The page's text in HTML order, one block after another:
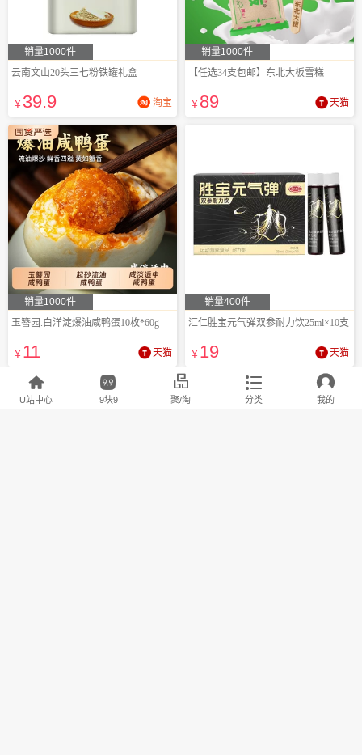
销量1000件
云南文山20头三七粉铁罐礼盒
¥39.9 淘宝
销量1000件
【任选34支包邮】东北大板雪糕
¥89 天猫
销量1000件
玉簪园.白洋淀爆油咸鸭蛋10枚*60g
¥11 天猫
销量400件
汇仁胜宝元气弹双参耐力饮25ml×10支
¥19 天猫

U站中心

9块9

聚/淘

分类

我的